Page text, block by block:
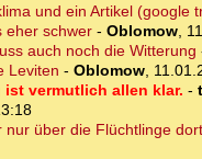
und ein Artikel (google
eher schwer- Oblomow,
auch noch die Witterung
Leviten - Oblomow,
vermutlich allen klar. -
über die Flüchtlinge